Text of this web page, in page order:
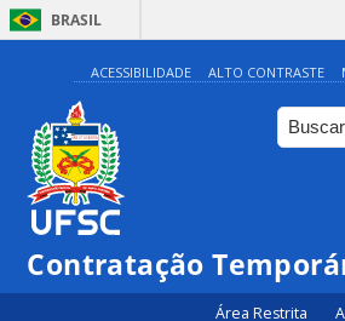
BRASIL
ACESSIBILIDADE ALTO CONTRASTE
Contratação
Área Restrita